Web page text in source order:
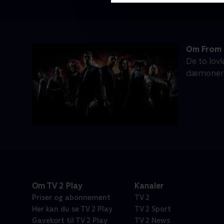
Om From
De to
dæmoner
Om TV 2 Play
Priser og abonnement
Her kan du se TV 2 Play
Gavekort til TV 2 Play
Kanaler
TV 2
TV 2 Sport
TV 2 News